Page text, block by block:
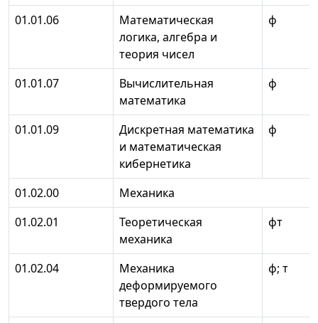
01.01.06
Математическая
логика, алгебра и
теория чисел
ф
01.01.07
Вычислительная
математика
ф
01.01.09
Дискретная математика
и математическая
кибернетика
ф
01.02.00
Механика
01.02.01
Теоретическая
механика
фт
01.02.04
Механика
деформируемого
твердого тела
ф; т